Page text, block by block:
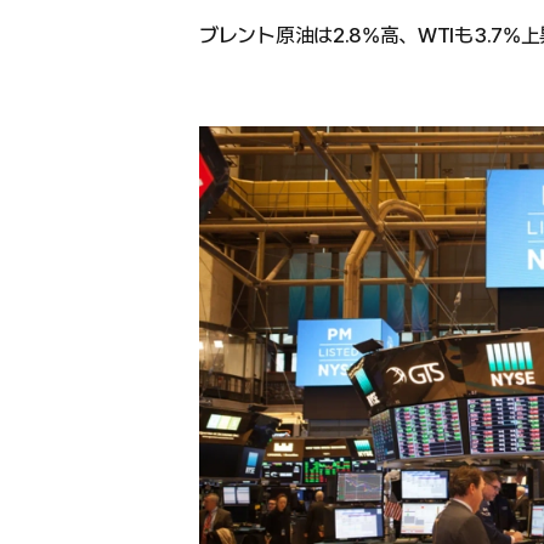
ブレント原油は2.8%高、WTIも3.7%上